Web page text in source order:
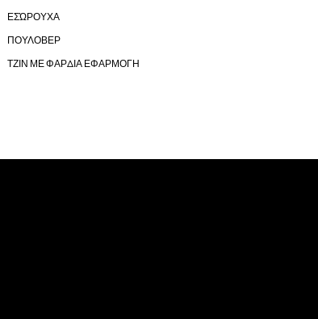
ΕΣΏΡΟΥΧΑ
ΠΟΥΛΟΒΕΡ
ΤΖΙΝ ΜΕ ΦΑΡΔΙΑ ΕΦΑΡΜΟΓΗ